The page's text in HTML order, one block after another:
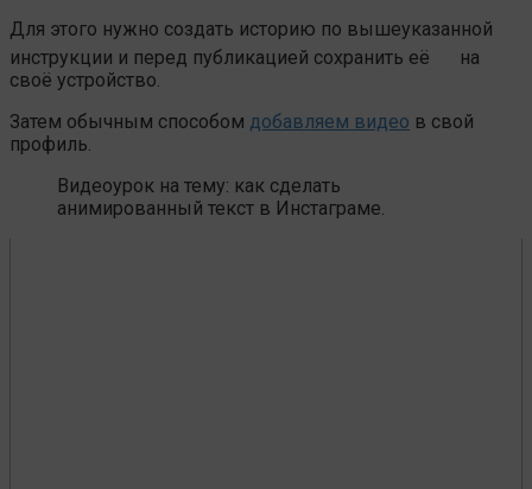
Для этого нужно создать историю по вышеуказанной
инструкции и перед публикацией сохранить её
на
своё устройство.
Затем обычным способом добавляем видео в свой
профиль.
Видеоурок на тему: как сделать
анимированный текст в Инстаграме.